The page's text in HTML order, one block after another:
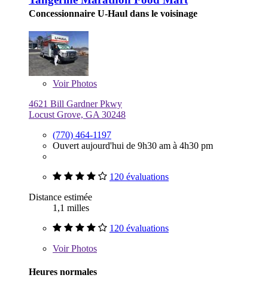
Concessionnaire U-Haul dans le voisinage
VoirPhotos
4621 Bill Gardner Pkwy
Locust Grove, GA 30248
(770) 464-1197
Ouvert aujourd'hui de 9h30 am à 4h30 pm
120 évaluations
Distance estimée
1,1 milles
120 évaluations
VoirPhotos
Heures normales